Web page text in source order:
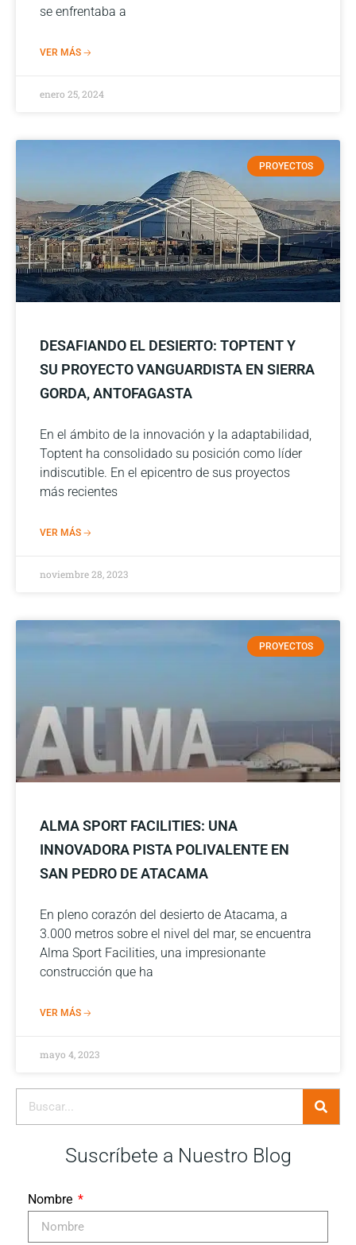
se enfrentaba a
VER MÁS 🡢
enero 25, 2024
PROYECTOS
DESAFIANDO EL DESIERTO: TOPTENT Y
SU PROYECTO VANGUARDISTA EN SIERRA
GORDA, ANTOFAGASTA
En el ámbito de la innovación y la adaptabilidad,
Toptent ha consolidado su posición como líder
indiscutible. En el epicentro de sus proyectos
más recientes
VER MÁS 🡢
noviembre 28, 2023
PROYECTOS
ALMA SPORT FACILITIES: UNA
INNOVADORA PISTA POLIVALENTE EN
SAN PEDRO DE ATACAMA
En pleno corazón del desierto de Atacama, a
3.000 metros sobre el nivel del mar, se encuentra
Alma Sport Facilities, una impresionante
construcción que ha
VER MÁS 🡢
mayo 4, 2023
Suscríbete a Nuestro Blog
Nombre